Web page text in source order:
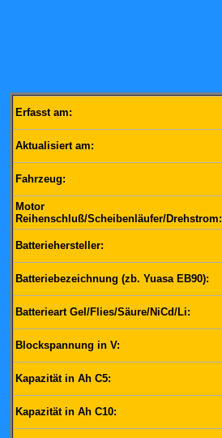
Erfasst am:
Aktualisiert am:
Fahrzeug:
Motor
Reihenschluß/Scheibenläufer/Drehstrom:
Batteriehersteller:
Batteriebezeichnung (zb. Yuasa EB90):
Batterieart Gel/Flies/Säure/NiCd/Li:
Blockspannung in V:
Kapazität in Ah C5:
Kapazität in Ah C10: